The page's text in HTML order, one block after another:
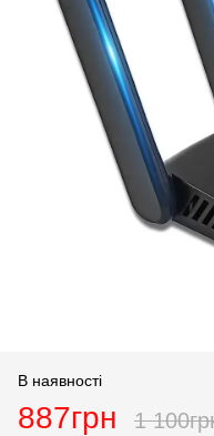
В наявності
887грн 1